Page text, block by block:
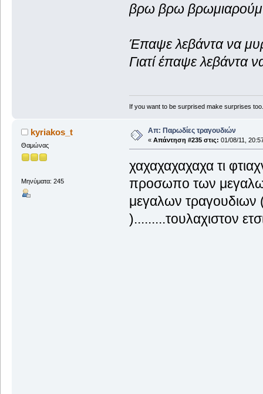
βρω βρω
Έπαψε λεβάντα να
Γιατί έπαψε λεβάντα να
If you want to be surprised make surprises
kyriakos_t
Θαμώνας
Μηνύματα: 245
Απ: Παρωδίες τραγουδιών
« Απάντηση #235 στις: 01/08/11,
χαχαχαχαχαχα τι
προσωπο των
μεγαλων τραγουδιων
).........τουλαχιστον